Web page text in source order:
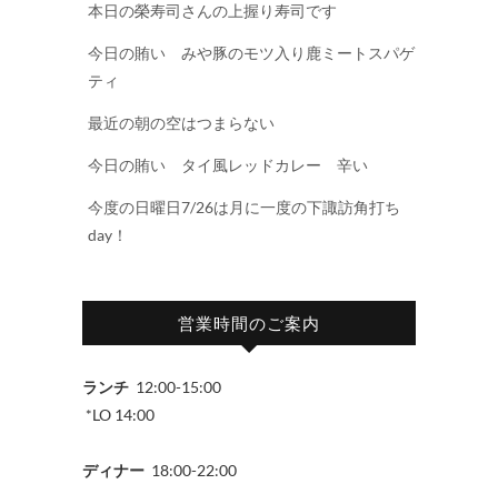
本日の榮寿司さんの上握り寿司です
今日の賄い みや豚のモツ入り鹿ミートスパゲ
ティ
最近の朝の空はつまらない
今日の賄い タイ風レッドカレー 辛い
今度の日曜日7/26は月に一度の下諏訪角打ち
day！
営業時間のご案内
ランチ 12:00-15:00
*LO 14:00
ディナー 18:00-22:00